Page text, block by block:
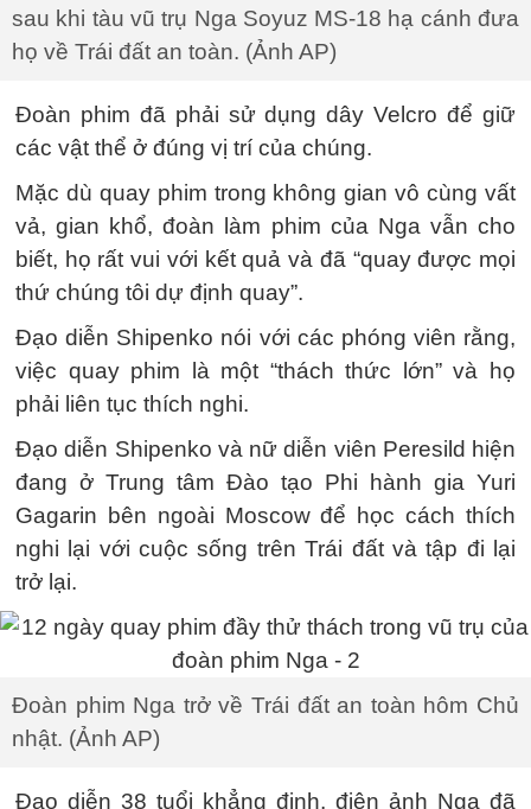
sau khi tàu vũ trụ Nga Soyuz MS-18 hạ cánh đưa
họ về Trái đất an toàn. (Ảnh AP)
Đoàn phim đã phải sử dụng dây Velcro để giữ
các vật thể ở đúng vị trí của chúng.
Mặc dù quay phim trong không gian vô cùng vất
vả, gian khổ, đoàn làm phim của Nga vẫn cho
biết, họ rất vui với kết quả và đã “quay được mọi
thứ chúng tôi dự định quay”.
Đạo diễn Shipenko nói với các phóng viên rằng,
việc quay phim là một “thách thức lớn” và họ
phải liên tục thích nghi.
Đạo diễn Shipenko và nữ diễn viên Peresild hiện
đang ở Trung tâm Đào tạo Phi hành gia Yuri
Gagarin bên ngoài Moscow để học cách thích
nghi lại với cuộc sống trên Trái đất và tập đi lại
trở lại.
Đoàn phim Nga trở về Trái đất an toàn hôm Chủ
nhật. (Ảnh AP)
Đạo diễn 38 tuổi khẳng định, điện ảnh Nga đã